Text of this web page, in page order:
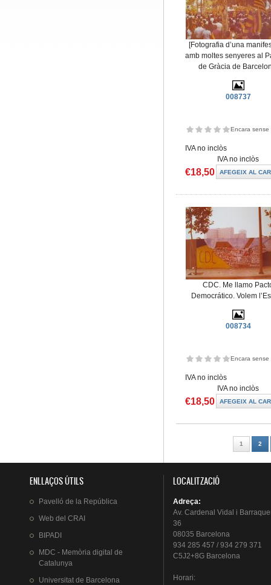
[Fotografia d’una
amb moltes senyeres al
de Gràcia de
008737
Encara sense
IVA no inclòs
IVA no inclòs
€18,50
CDC. Me llamo
Democrático. Volem
008734
Encara sense
IVA no inclòs
IVA no inclòs
€18,50
1 2
ENLLAÇOS ÚTILS
Pavelló de la República
Web del CRAI
BIPADI
MDC - Memòria digital de
Catalunya
Universitat de Barcelona
LOCALITZACIÓ
Adreça:
Av. Cardenal Vidal i
36
08035 Barcelona
934 285 457 / 934 279 371
C5J2+8G Barcelona
Horari: